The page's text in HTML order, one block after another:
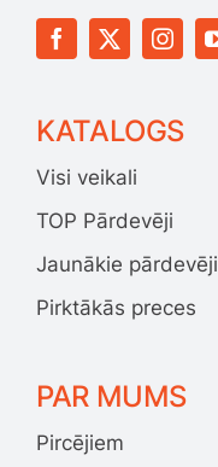
KATALOGS
Visi veikali
TOP Pārdevēji
Jaunākie pārdevēji
Pirktākās preces
PAR MUMS
Pircējiem